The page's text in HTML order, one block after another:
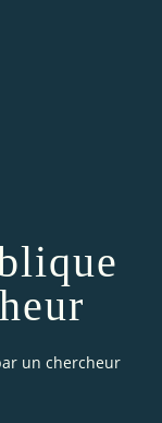
un chercheur